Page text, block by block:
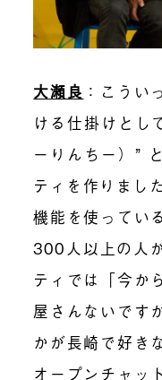
大瀬良 ： こうい
ける仕掛けとし
ーりんちー）”
ティを作りまし
機能を使ってい
300人以上の人
ティでは「今か
屋さんないです
かが長崎で好き
オープンチャッ